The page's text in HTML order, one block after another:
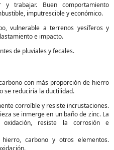
trabajar. Buen comportamiento
imputrescible y económico.
vulnerable a terrenos yesíferos y
e impacto.
de pluviales y fecales.
con más proporción de hierro
se reduciría la ductilidad.
corroíble y resiste incrustaciones.
se inmerge en un baño de zinc. La
resiste la corrosión e
carbono y otros elementos.